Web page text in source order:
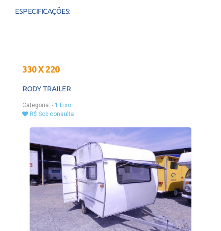
ESPECIFICAÇÕES:
330 X 220
RODY TRAILER
Categoria: - 1 Eixo
R$ Sob consulta